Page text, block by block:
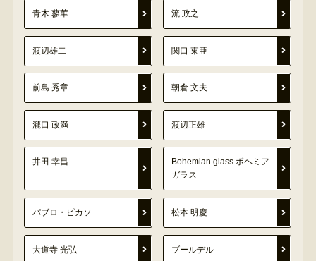
青木 蓼華 流 政之
渡辺雄二 関口 東亜
前島 秀章 朝倉 文夫
瀧口 政満 渡辺正雄
井田 幸昌
Bohemian glass ボヘミア
ガラス
パブロ・ピカソ 松本 明慶
大道寺 光弘 ブールデル